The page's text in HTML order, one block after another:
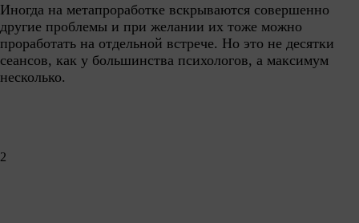
Иногда на метапроработке вскрываются совершенно
другие проблемы и при желании их тоже можно
проработать на отдельной встрече. Но это не десятки
сеансов, как у большинства психологов, а максимум
несколько.
2